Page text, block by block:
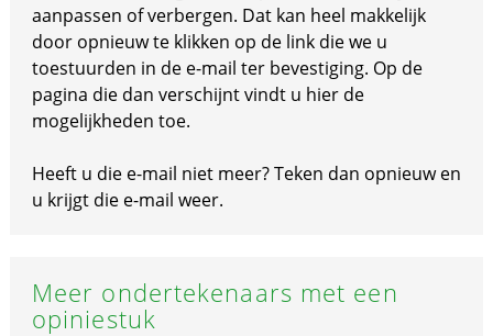
aanpassen of verbergen. Dat kan heel makkelijk
door opnieuw te klikken op de link die we u
toestuurden in de e-mail ter bevestiging. Op de
pagina die dan verschijnt vindt u hier de
mogelijkheden toe.
Heeft u die e-mail niet meer? Teken dan opnieuw en
u krijgt die e-mail weer.
Meer ondertekenaars met een
opiniestuk